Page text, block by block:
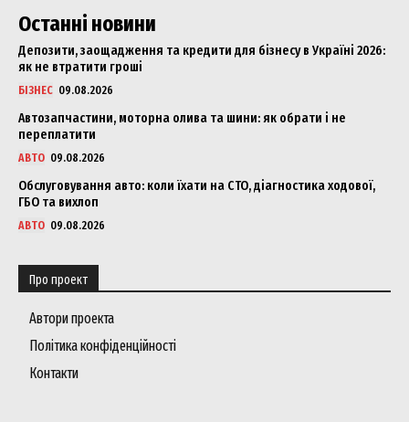
Останні новини
Депозити, заощадження та кредити для бізнесу в Україні 2026:
як не втратити гроші
БІЗНЕС 09.08.2026
Автозапчастини, моторна олива та шини: як обрати і не
переплатити
АВТО 09.08.2026
Обслуговування авто: коли їхати на СТО, діагностика ходової,
ГБО та вихлоп
АВТО 09.08.2026
Про проект
Автори проекта
Політика конфіденційності
Контакти